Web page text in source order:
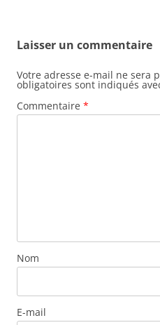
Laisser un commentaire
Votre adresse e-mail ne sera
obligatoires sont indiqués
Commentaire *
Nom
E-mail